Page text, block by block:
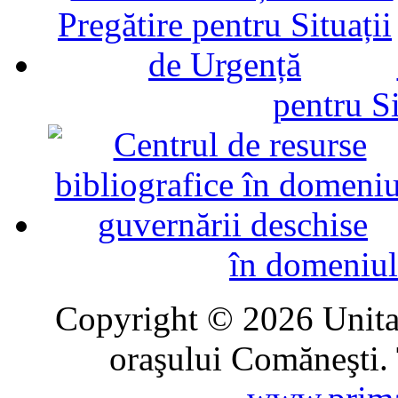
pentru
în
Copyright © 2026
oraşului